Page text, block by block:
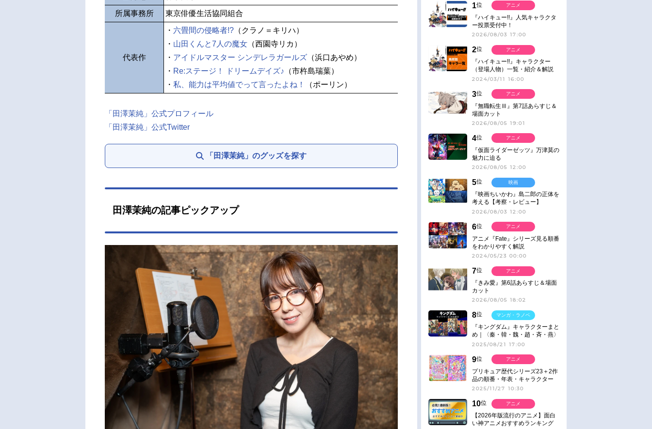
所属事務所 東京俳優生活協同組合
代表作
・ 六畳間の侵略者!? （クラノ＝キリハ）
・ 山田くんと7人の魔女 （西園寺リカ）
・ アイドルマスター シンデレラガールズ （浜口あやめ）
・ Re:ステージ！ ドリームデイズ♪ （市杵島瑞葉）
・ 私、能力は平均値でって言ったよね！ （ポーリン）
「田澤茉純」公式プロフィール
「田澤茉純」公式Twitter
「田澤茉純」のグッズを探す
田澤茉純の記事ピックアップ
1位
『ハイキュー!!』人気キャラクタ
ー投票受付中！
2026/08/03 17:00
アニメ
2位
『ハイキュー!!』キャラクター
（登場人物）一覧・紹介＆解説
2024/03/11 16:00
アニメ
3位
『無職転生Ⅲ』第7話あらすじ＆
場面カット
2026/08/05 19:01
アニメ
4位
『仮面ライダーゼッツ』万津莫の
魅力に迫る
2026/08/05 12:00
アニメ
5位
『映画ちいかわ』島二郎の正体を
考える【考察・レビュー】
2026/08/03 12:00
映画
6位
アニメ『Fate』シリーズ見る順番
をわかりやすく解説
2024/05/23 00:00
アニメ
7位
『きみ愛』第6話あらすじ＆場面
カット
2026/08/05 18:02
アニメ
8位
『キングダム』キャラクターまと
め｜〈秦・韓・魏・趙・斉・燕〉
2025/08/21 17:00
マンガ・ラノベ
9位
プリキュア歴代シリーズ23＋2作
品の順番・年表・キャラクター
【2025年版】
2025/11/27 10:30
アニメ
10位
【2026年版流行のアニメ】面白
い神アニメおすすめランキング
アニメ